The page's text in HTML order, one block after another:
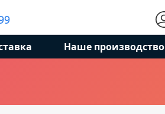
Наше производство